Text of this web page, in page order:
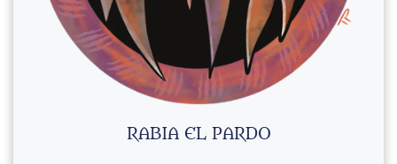
RABIA EL PARDO